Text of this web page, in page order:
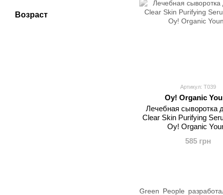
Green People
Артикул: T039
Oy! Organic
Лечебная сыворотка
Clear Skin Purifying
Oy! Organic
585 грн
Возраст